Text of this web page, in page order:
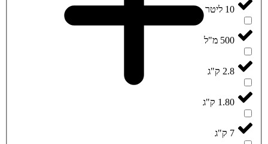
10 ליטר
500 מ"ל
2.8 ק"ג
1.80 ק"ג
7 ק"ג